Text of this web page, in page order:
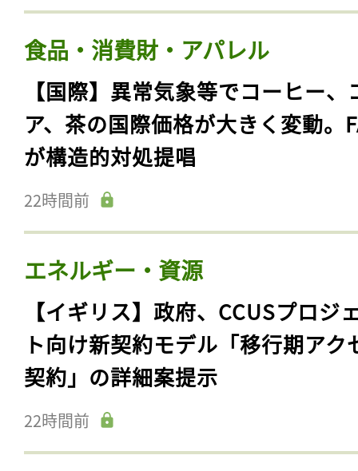
食品・消費財・アパレル
【国際】異常気象等でコーヒー、
ア、茶の国際価格が大きく変動。
が構造的対処提唱
22時間前
エネルギー・資源
【イギリス】政府、CCUSプロジ
ト向け新契約モデル「移行期アク
契約」の詳細案提示
22時間前